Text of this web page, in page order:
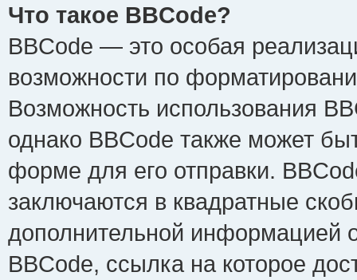
Что такое BBCode?
BBCode — это особая
возможности по
Возможность использования
однако BBCode также может
форме для его отправки.
заключаются в квадратные
дополнительной информацией
BBCode, ссылка на которое